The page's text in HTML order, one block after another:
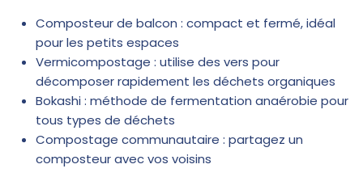
Composteur de balcon : compact et fermé, idéal
pour les petits espaces
Vermicompostage : utilise des vers pour
décomposer rapidement les déchets organiques
Bokashi : méthode de fermentation anaérobie pour
tous types de déchets
Compostage communautaire : partagez un
composteur avec vos voisins